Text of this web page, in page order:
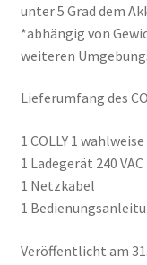
unter 5 Grad dem
*abhängig von
weiteren
Lieferumfang des
1 COLLY 1
1 Ladegerät 240 VAC
1 Netzkabel
1
Veröffentlicht am